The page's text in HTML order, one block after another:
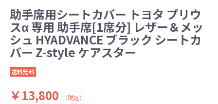
助手席用シートカバー トヨタ プリウ
スα 専用 助手席[1席分] レザー＆メッ
シュ HYADVANCE ブラック シートカ
バー Z-style ケアスター
送料無料
￥13,800 （税込）